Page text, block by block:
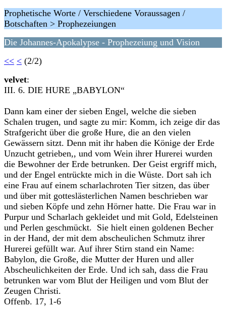
Prophetische Worte / Verschiedene Voraussagen /
Botschaften > Prophezeiungen
Die Johannes-Apokalypse - Prophezeiung und Vision
<< < (2/2)
velvet:
III. 6. DIE HURE „BABYLON“
Dann kam einer der sieben Engel, welche die sieben
Schalen trugen, und sagte zu mir: Komm, ich zeige dir das
Strafgericht über die große Hure, die an den vielen
Gewässern sitzt. Denn mit ihr haben die Könige der Erde
Unzucht getrieben,, und vom Wein ihrer Hurerei wurden
die Bewohner der Erde betrunken. Der Geist ergriff mich,
und der Engel entrückte mich in die Wüste. Dort sah ich
eine Frau auf einem scharlachroten Tier sitzen, das über
und über mit gotteslästerlichen Namen beschrieben war
und sieben Köpfe und zehn Hörner hatte. Die Frau war in
Purpur und Scharlach gekleidet und mit Gold, Edelsteinen
und Perlen geschmückt. Sie hielt einen goldenen Becher
in der Hand, der mit dem abscheulichen Schmutz ihrer
Hurerei gefüllt war. Auf ihrer Stirn stand ein Name:
Babylon, die Große, die Mutter der Huren und aller
Abscheulichkeiten der Erde. Und ich sah, dass die Frau
betrunken war vom Blut der Heiligen und vom Blut der
Zeugen Christi.
Offenb. 17, 1-6